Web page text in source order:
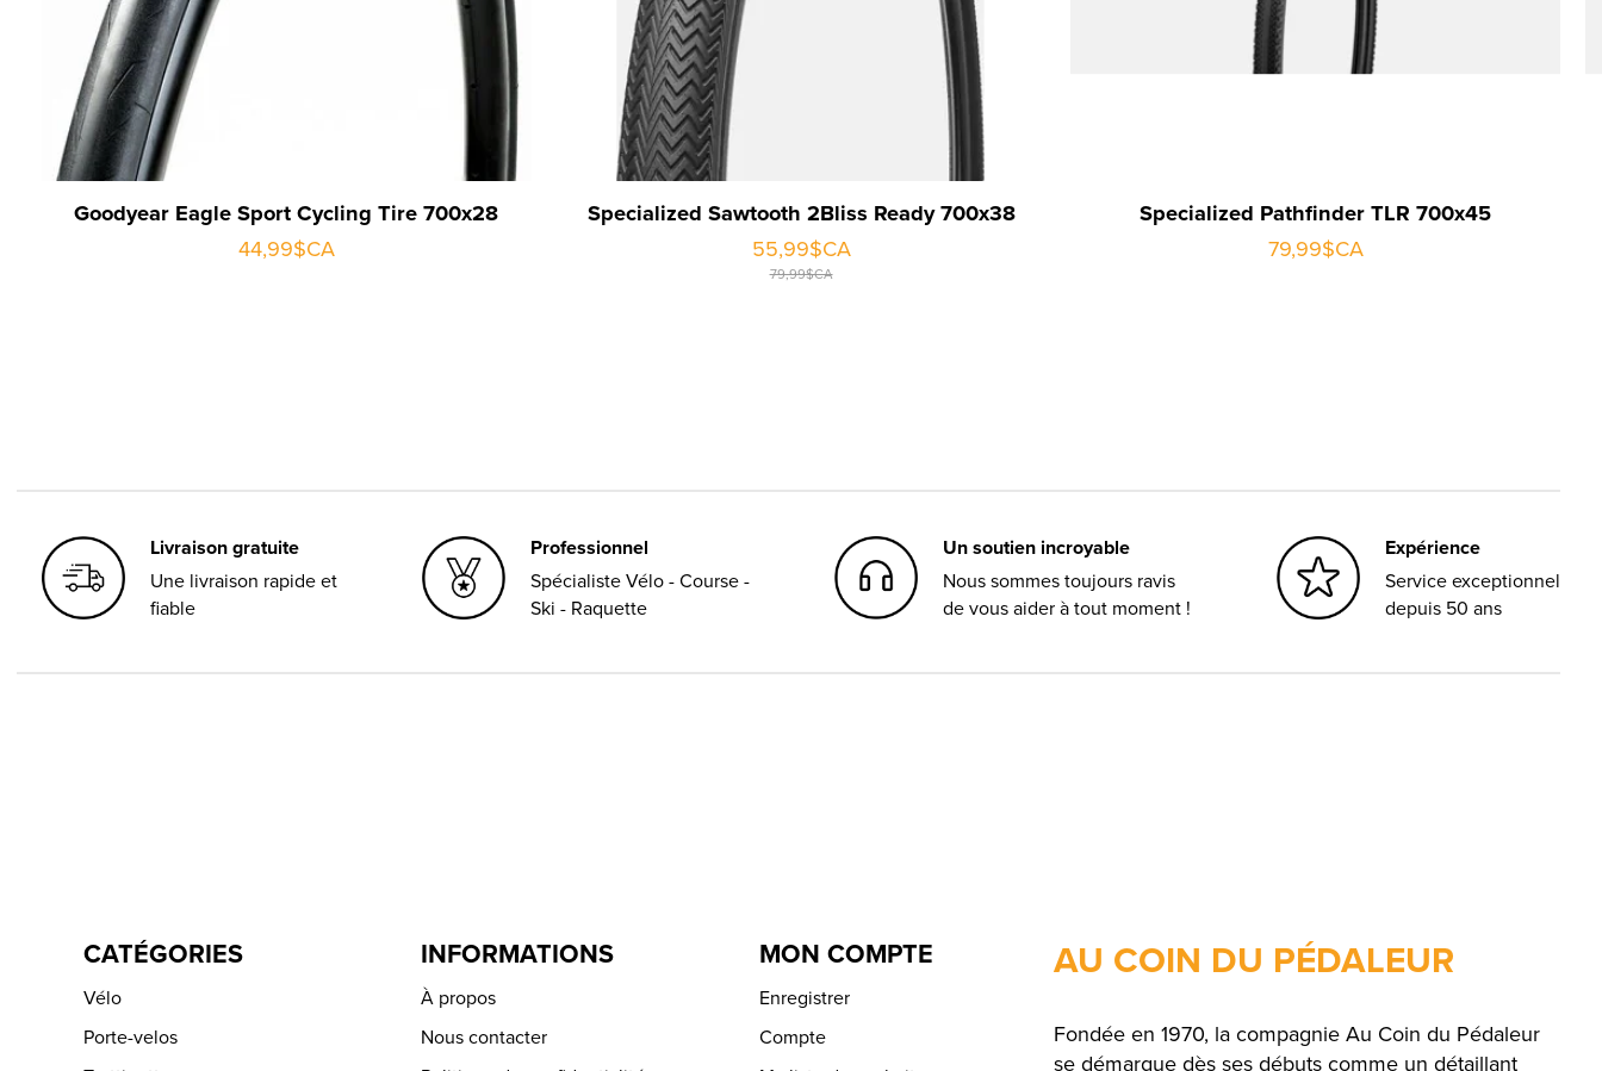
Goodyear Eagle Sport Cycling Tire 700x28
44,99$CA
Specialized Sawtooth 2Bliss Ready 700x38
55,99$CA
79,99$CA
Specialized Pathfinder TLR 700x45
79,99$CA
Livraison gratuite
Une livraison rapide et
fiable
Professionnel
Spécialiste Vélo - Course -
Ski - Raquette
Un soutien incroyable
Nous sommes toujours ravis
de vous aider à tout moment !
Expérience
Service exceptionnel
depuis 50 ans
CATÉGORIES
Vélo
Porte-velos
INFORMATIONS
À propos
Nous contacter
MON COMPTE
Enregistrer
Compte
AU COIN DU PÉDALEUR
Fondée en 1970, la compagnie Au Coin du Pédaleur
se démarque dès ses débuts comme un détaillant